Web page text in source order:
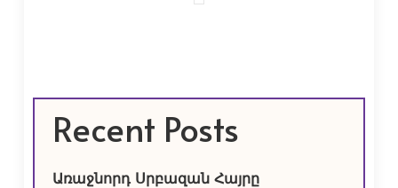
Recent Posts
Առաջնորդ Սրբազան Հայրը